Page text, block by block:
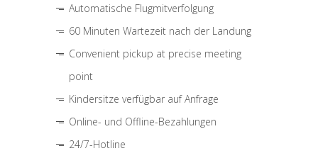
Automatische Flugmitverfolgung
60 Minuten Wartezeit nach der Landung
Convenient pickup at precise meeting
point
Kindersitze verfügbar auf Anfrage
Online- und Offline-Bezahlungen
24/7-Hotline